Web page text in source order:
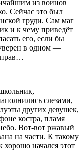
из воинов
Сейчас это был
груди. Сам маг
и к чему приведёт
его, если бы
в одном —
прав…
слезами,
других девушек,
костра, пламя
Вот-вот ржавый
на части. К такому
хорошо начался этот